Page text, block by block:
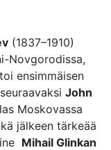
(1837–1910)
Novgorodissa,
ensimmäisen
John
Moskovassa
jälkeen tärkeää
Mihail Glinkan